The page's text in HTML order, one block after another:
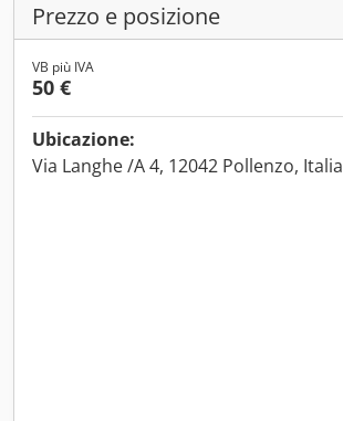
Prezzo e posizione
VB più IVA
50 €
Ubicazione:
Via Langhe /A 4, 12042 Pollenzo, Italia